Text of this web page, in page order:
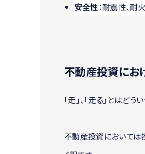
安全性：耐震性、
不動産投資にお
「走」、「走る」とはど
不動産投資においては